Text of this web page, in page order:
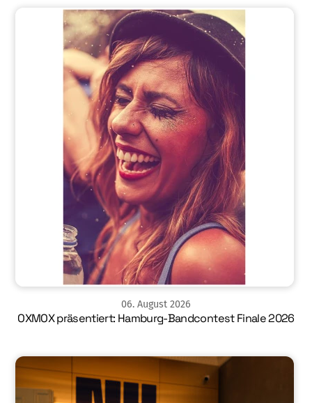
06. August 2026
OXMOX präsentiert: Hamburg-Bandcontest Finale 2026